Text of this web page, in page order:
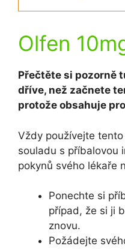
Olfen
Přečtěte si pozorně
dříve, než začnete
protože obsahuje
Vždy používejte
souladu s příbalovou
pokynů svého lékaře
Ponechte si
případ, že si ji
znovu.
Požádejte